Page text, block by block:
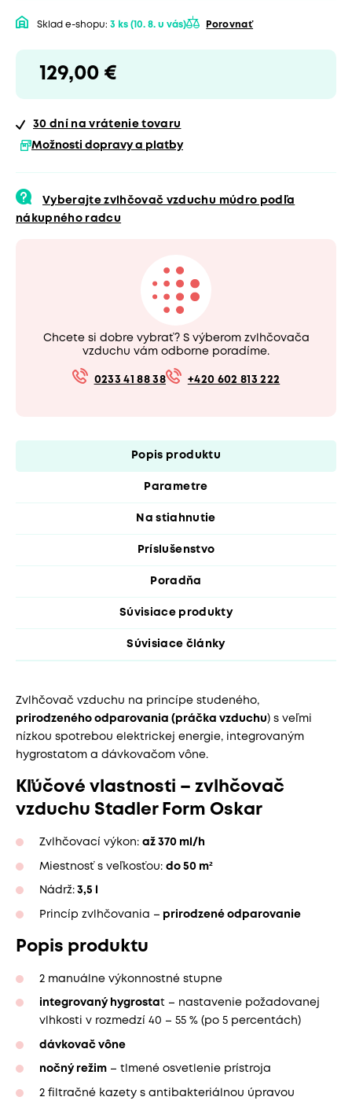
Sklad e-shopu: 3 ks (10. 8. u vás) Porovnať
129,00 €
30 dní na vrátenie tovaru
Možnosti dopravy a platby
Vyberajte zvlhčovač vzduchu múdro podľa
nákupného radcu
Chcete si dobre vybrať? S výberom zvlhčovača
vzduchu vám odborne poradíme.
0233 41 88 38 +420 602 813 222
Popis produktu
Parametre
Na stiahnutie
Príslušenstvo
Poradňa
Súvisiace produkty
Súvisiace články
Zvlhčovač vzduchu na princípe studeného,
prirodzeného odparovania (práčka vzduchu) s veľmi
nízkou spotrebou elektrickej energie, integrovaným
hygrostatom a dávkovačom vône.
Kľúčové vlastnosti – zvlhčovač
vzduchu Stadler Form Oskar
Zvlhčovací výkon: až 370 ml/h
Miestnosť s veľkosťou: do 50 m²
Nádrž: 3,5 l
Princíp zvlhčovania – prirodzené odparovanie
Popis produktu
2 manuálne výkonnostné stupne
integrovaný hygrostat – nastavenie požadovanej
vlhkosti v rozmedzí 40 – 55 % (po 5 percentách)
dávkovač vône
nočný režim – tlmené osvetlenie prístroja
2 filtračné kazety s antibakteriálnou úpravou